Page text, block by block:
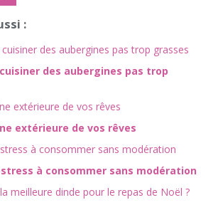
:
des aubergines pas trop
extérieure de vos rêves
à consommer sans modération